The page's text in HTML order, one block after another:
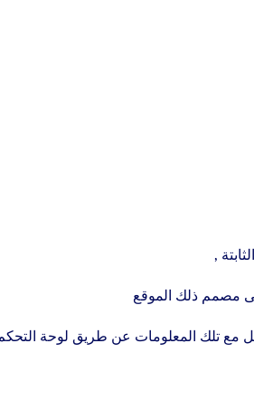
,
مصمم ذلك الموقع
مع تلك المعلومات عن طريق لوحة